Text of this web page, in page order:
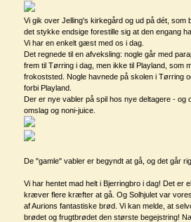
Vi gik over Jelling's kirkegård og ud på dét,
det stykke endsige forestille sig at den engang
Vi har en enkelt gæst med os i dag.
Det regnede til en afveksling: nogle går med
frem til Tørring i dag, men ikke til Playland,
frokoststed. Nogle havnede på skolen i Tørring
forbi Playland.
Der er nye vabler på spil hos nye deltagere -
omslag og noni-juice.
De "gamle" vabler er begyndt at gå, og det går
Vi har hentet mad helt i Bjerringbro i dag! Det er
kræver flere kræfter at gå. Og Solhjulet var
af Aurions fantastiske brød. Vi kan melde, at
brødet og frugtbrødet den største begejstring!